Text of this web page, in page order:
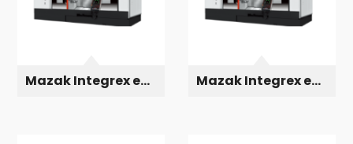
Mazak Integrex e
Mazak Integrex e